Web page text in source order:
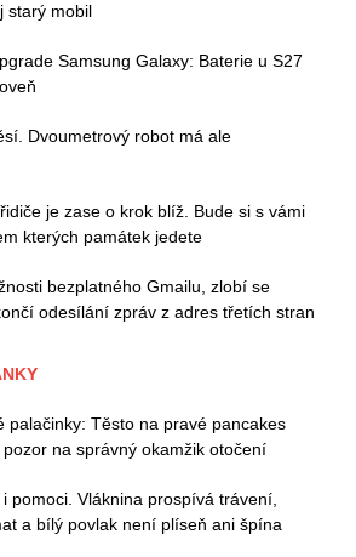
starý mobil
Samsung Galaxy: Baterie u S27
Dvoumetrový robot má ale
je zase o krok blíž. Bude si s vámi
kterých památek jedete
bezplatného Gmailu, zlobí se
odesílání zpráv z adres třetích stran
palačinky: Těsto na pravé pancakes
na správný okamžik otočení
pomoci. Vláknina prospívá trávení,
a bílý povlak není plíseň ani špína